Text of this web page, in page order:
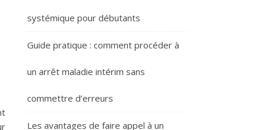
systémique pour débutants
Guide pratique : comment procéder à
un arrêt maladie intérim sans
commettre d’erreurs
Les avantages de faire appel à un